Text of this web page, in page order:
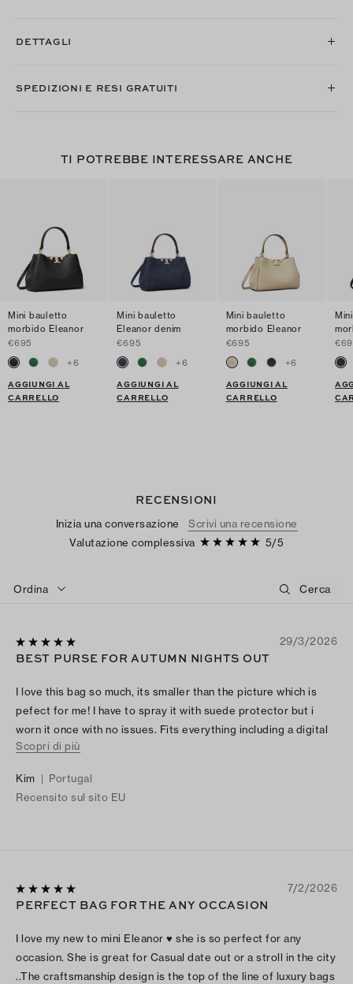
DETTAGLI
SPEDIZIONI E RESI GRATUITI
TI POTREBBE INTERESSARE ANCHE
Mini bauletto
morbido Eleanor
€695
+6
AGGIUNGI AL
CARRELLO
Mini bauletto
Eleanor denim
€695
+6
AGGIUNGI AL
CARRELLO
Mini bauletto
morbido Eleanor
€695
+6
AGGIUNGI AL
CARRELLO
RECENSIONI
Inizia una conversazione
Scrivi una recensione
Valutazione complessiva
5/5
Ordina
29/3/2026
BEST PURSE FOR AUTUMN NIGHTS OUT
I love this bag so much, its smaller than the picture which is
pefect for me! I have to spray it with suede protector but i
worn it once with no issues. Fits everything including a digital
camera.
Scopri di più
Kim | Portugal
Recensito sul sito EU
7/2/2026
PERFECT BAG FOR THE ANY OCCASION
I love my new to mini Eleanor ♥️ she is so perfect for any
occasion. She is great for Casual date out or a stroll in the city
..The craftsmanship design is the top of the line of luxury bags